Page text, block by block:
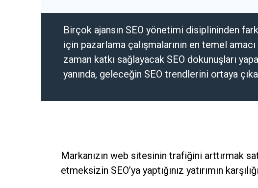
Birçok ajansın SEO yönetimi disiplininden
için pazarlama çalışmalarının en temel
zaman katkı sağlayacak SEO dokunuşları
yanında, geleceğin SEO trendlerini ortaya
Markanızın web sitesinin trafiğini arttırmak
etmeksizin SEO’ya yaptığınız yatırımın